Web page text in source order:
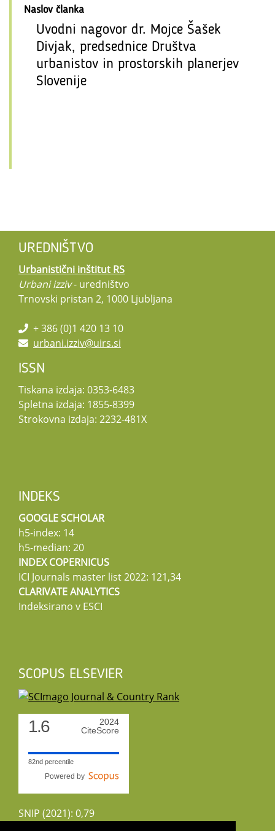
Naslov članka
Uvodni nagovor dr. Mojce Šašek
Divjak, predsednice Društva
urbanistov in prostorskih planerjev
Slovenije
UREDNIŠTVO
Urbanistični inštitut RS
Urbani izziv- uredništvo
Trnovski pristan 2, 1000 Ljubljana
+ 386 (0)1 420 13 10
urbani.izziv@uirs.si
ISSN
Tiskana izdaja: 0353-6483
Spletna izdaja: 1855-8399
Strokovna izdaja: 2232-481X
INDEKS
GOOGLE SCHOLAR
h5-index: 14
h5-median: 20
INDEX COPERNICUS
ICI Journals master list 2022: 121,34
CLARIVATE ANALYTICS
Indeksirano v ESCI
SCOPUS ELSEVIER
1.6
2024
CiteScore
82nd percentile
Powered by
SNIP (2021): 0,79